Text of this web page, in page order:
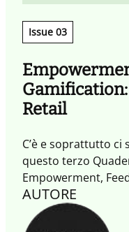
Issue 03
Gamification:
Retail
C’è e soprattutto ci
questo terzo
Empowerment,
fondamentali del
AUTORE